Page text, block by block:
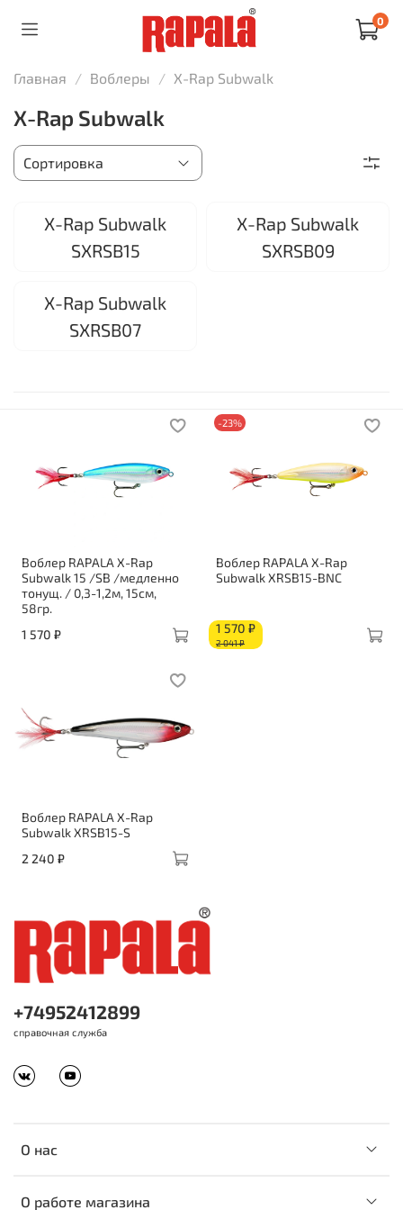
0
Главная Воблеры X-Rap Subwalk
X-Rap Subwalk
X-Rap Subwalk
SXRSB15
X-Rap Subwalk
SXRSB09
X-Rap Subwalk
SXRSB07
Воблер RAPALA X-Rap
Subwalk 15 /SB /медленно
тонущ. / 0,3-1,2м, 15см,
58гр.
1 570 ₽
-23%
Воблер RAPALA X-Rap
Subwalk XRSB15-BNC
1 570 ₽
2 041 ₽
Воблер RAPALA X-Rap
Subwalk XRSB15-S
2 240 ₽
О нас
О работе магазина
+74952412899
справочная служба